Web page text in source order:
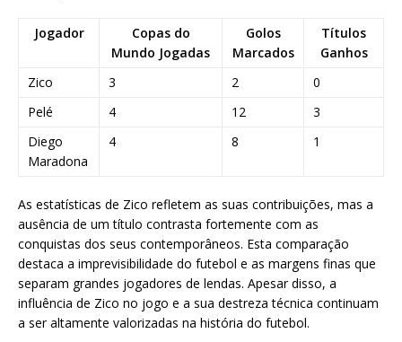
Jogador
Copas do
Mundo Jogadas
Golos
Marcados
Títulos
Ganhos
Zico
3 2
0
Pelé
4 12
3
Diego
Maradona
4 8 1
As estatísticas de Zico refletem as suas contribuições, mas a
ausência de um título contrasta fortemente com as
conquistas dos seus contemporâneos. Esta comparação
destaca a imprevisibilidade do futebol e as margens finas que
separam grandes jogadores de lendas. Apesar disso, a
influência de Zico no jogo e a sua destreza técnica continuam
a ser altamente valorizadas na história do futebol.